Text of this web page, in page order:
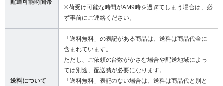
配達可能時間帯
※荷受け可能な時間がAM9時を過ぎてしまう場合は、必
ず事前にご連絡ください。
送料について
「送料無料」の表記がある商品は、送料は商品代金に
含まれています。
ただし、ご依頼の台数がかさむ場合や配送地域によっ
ては別途、配送費が必要になります。
「送料無料」表記のない場合は、送料は商品代と別と